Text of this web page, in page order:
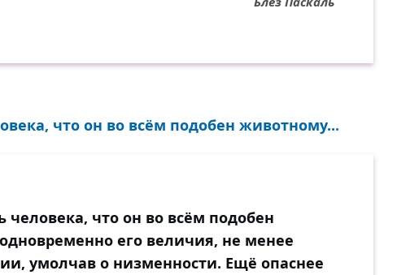
что он во всём подобен животному...
что он во всём подобен
его величия, не менее
умолчав о низменности. Ещё опаснее